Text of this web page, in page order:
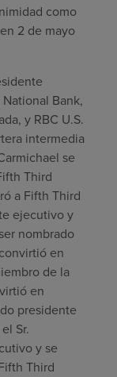
como
2 de mayo
Bank,
y RBC U.S.
intermedia
se
Third
a Fifth Third
ejecutivo y
nombrado
en
de la
en
presidente
Sr.
y se
Third